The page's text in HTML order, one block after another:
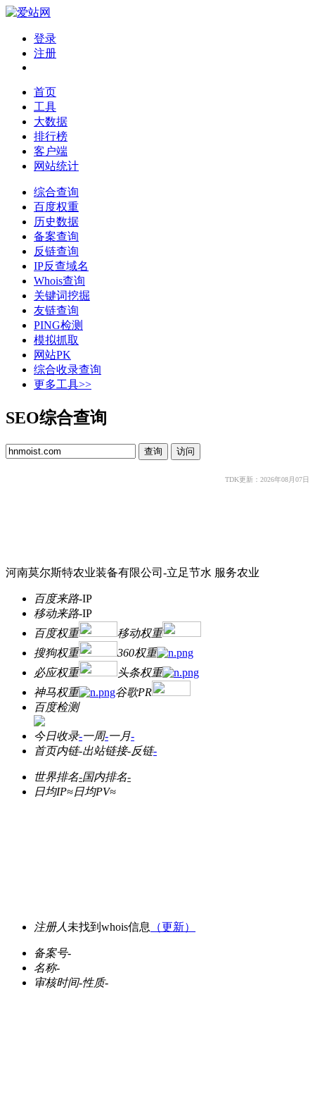
登录
注册
首页
工具
大数据
排行榜
客户端
网站统计
综合查询
百度权重
历史数据
备案查询
反链查询
IP反查域名
Whois查询
关键词挖掘
友链查询
PING检测
模拟抓取
网站PK
综合收录查询
更多工具>>
SEO综合查询
TDK更新：2026年08月07日
河南莫尔斯特农业装备有限公司-立足节水 服务农业
百度来路-IP
移动来路-IP
百度权重
移动权重
搜狗权重
360权重
必应权重
头条权重
神马权重
谷歌PR
百度检测
今日收录-一周-一月-
首页内链-出站链接-反链-
世界排名-国内排名-
日均IP≈日均PV≈
注册人 未找到whois信息 （更新）
备案号-
名称-
审核时间-性质-